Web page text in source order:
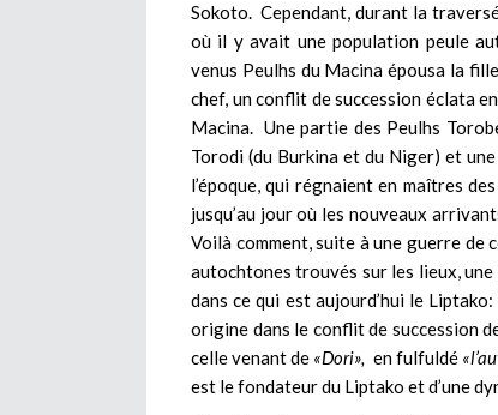
Sokoto. Cependant, durant la
où il y avait une population peule
venus Peulhs du Macina épousa la
chef, un conflit de succession éclata
Macina. Une partie des Peulhs
Torodi (du Burkina et du Niger) et
l’époque, qui régnaient en maîtres
jusqu’au jour où les nouveaux
Voilà comment, suite à une guerre
autochtones trouvés sur les lieux,
dans ce qui est aujourd’hui le
origine dans le conflit de succession
celle venant de «Dori», en fulfuldé
est le fondateur du Liptako et d’une